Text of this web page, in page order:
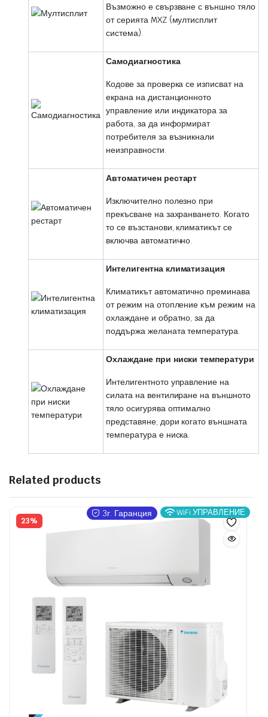
Възможно е свързване с външно тяло
от серията MXZ (мултисплит
система).
Самодиагностика
Кодове за проверка се изписват на
екрана на дистанционното
управление или индикатора за
работа, за да информират
потребителя за възникнали
неизправности.
Автоматичен рестарт
Изключително полезно при
прекъсване на захранването. Когато
то се възстанови, климатикът се
включва автоматично.
Интелигентна климатизация
Климатикът автоматично преминава
от режим на отопление към режим на
охлаждане и обратно, за да
поддържа желаната температура.
Охлаждане при ниски температури
Интелигентното управление на
силата на вентилиране на външното
тяло осигурява оптимално
представяне, дори когато външната
температура е ниска.
Related products
23%
3г. Гаранция WiFi УПРАВЛЕНИЕ